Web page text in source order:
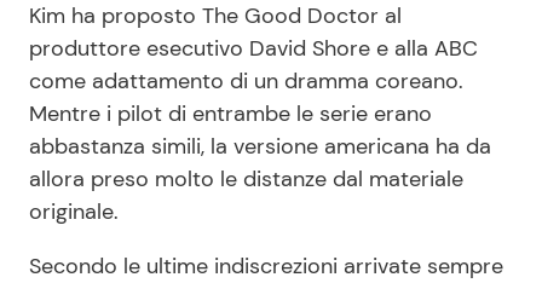
Kim ha proposto The Good Doctor al
produttore esecutivo David Shore e alla ABC
come adattamento di un dramma coreano.
Mentre i pilot di entrambe le serie erano
abbastanza simili, la versione americana ha da
allora preso molto le distanze dal materiale
originale.
Secondo le ultime indiscrezioni arrivate sempre